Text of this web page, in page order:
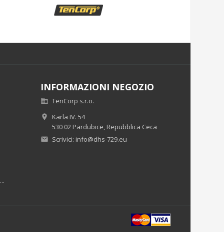
INFORMAZIONI NEGOZIO
 TenCorp s.r.o.

Karla IV. 54
530 02 Pardubice, Repubblica Ceca
 Scrivici: info@dhs-729.eu